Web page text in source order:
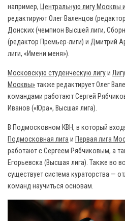
например, Центральную лигу Москвы
редактируют Олег Валенцов
Донских (чемпион Высшей лиги,
(редактор Премьер-лиги) и Дмитрий
лиги, «Имени меня»).
Московскую студенческую лигуи
Москвы»также редактирует Олег
командами работают Сергей
Иванов («Юра», Высшая лига).
В Подмосковном КВН, в который
Подмосковная лига и Первая лига
работают с Сергеем Рябчиковым, а
Егорьевска (Высшая лига). Также во
существует система кураторства —
команд научиться основам.